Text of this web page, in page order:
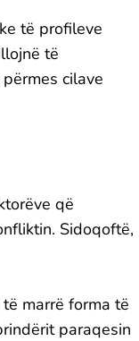
të profileve
të
cilave
që
Sidoqoftë,
marrë forma të
paraqesin